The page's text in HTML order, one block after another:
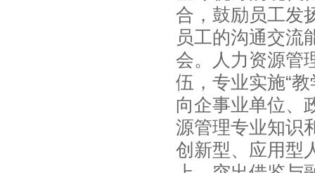
合，鼓励员工发
员工的沟通交流
会。人力资源管
伍，专业实施“
向企事业单位、
源管理专业知识
创新型、应用型